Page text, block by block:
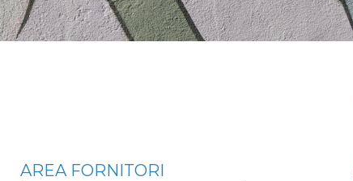
AREA FORNITORI